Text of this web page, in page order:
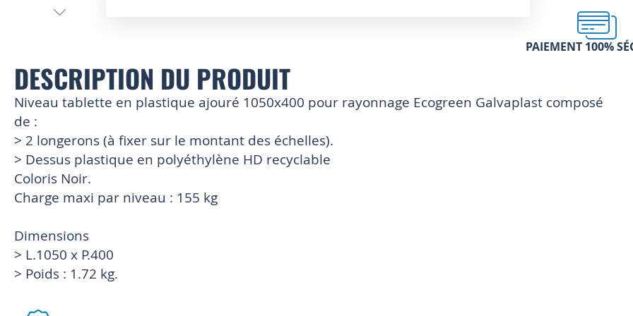
the
images
gallery
PAIEMENT 100%
DESCRIPTION DU PRODUIT
Niveau tablette en plastique ajouré 1050x400 pour rayonnage Ecogreen Galvaplast composé
de :
> 2 longerons (à fixer sur le montant des échelles).
> Dessus plastique en polyéthylène HD recyclable
Coloris Noir.
Charge maxi par niveau : 155 kg
Dimensions
> L.1050 x P.400
> Poids : 1.72 kg.